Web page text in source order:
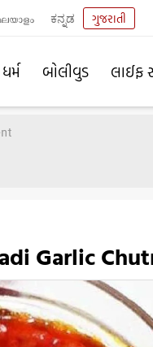
ಕನ್ನಡ ગુજરાતી
ધર્મ બોલીવુડ લાઈફ
Garlic